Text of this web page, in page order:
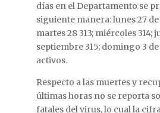
días en el Departamento se
siguiente manera: lunes 27
martes 28 313; miércoles 314;
septiembre 315; domingo 3
activos.
Respecto a las muertes y
últimas horas no se reporta
fatales del virus, lo cual la